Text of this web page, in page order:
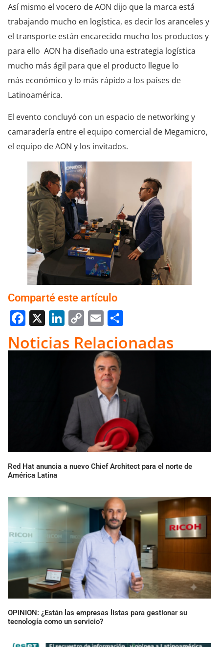
Así mismo el vocero de AON dijo que la marca está
trabajando mucho en logística, es decir los aranceles y
el transporte están encarecido mucho los productos y
para ello AON ha diseñado una estrategia logística
mucho más ágil para que el producto llegue lo
más económico y lo más rápido a los países de
Latinoamérica.
El evento concluyó con un espacio de networking y
camaradería entre el equipo comercial de Megamicro,
el equipo de AON y los invitados.
Comparté este artículo
Facebook
X LinkedIn
Copy
Link
Email
Noticias Relacionadas
Red Hat anuncia a nuevo Chief Architect para el norte de
América Latina
OPINION: ¿Están las empresas listas para gestionar su
tecnología como un servicio?